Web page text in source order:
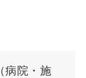
病院・施